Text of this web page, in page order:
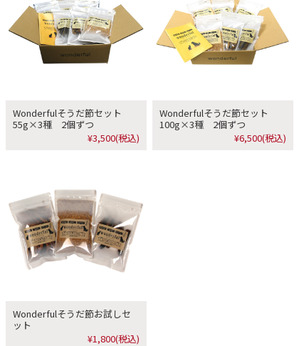
Wonderfulそうだ節セット
55g×3種 2個ずつ
¥3,500(税込)
Wonderfulそうだ節セット
100g×3種 2個ずつ
¥6,500(税込)
Wonderfulそうだ節お試しセ
ット
¥1,800(税込)